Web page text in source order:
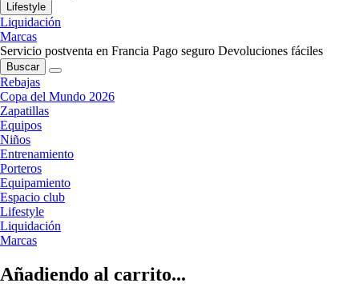
Lifestyle
Liquidación
Marcas
Servicio postventa en Francia Pago seguro Devoluciones fáciles
Buscar
Rebajas
Copa del Mundo 2026
Zapatillas
Equipos
Niños
Entrenamiento
Porteros
Equipamiento
Espacio club
Lifestyle
Liquidación
Marcas
Añadiendo al carrito...